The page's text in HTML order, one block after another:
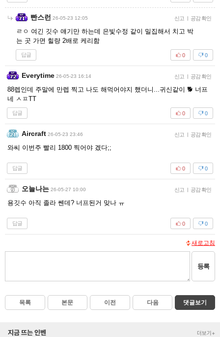
빤스런 26-05-23 12:05 신고 | 공감 확인
ㄹㅇ 여긴 깃수 얘기만 하는데 은빛수정 같이 밀집해서 치고 박
는 곳 가면 힐량 2배로 케리함
답글 0
0
Everytime 26-05-23 16:14 신고 | 공감 확인
88렙인데 주말에 만렙 찍고 나도 해먹어야지 했더니...귀신같이 🐕 너프
네 ㅅㅍTT
답글 0
0
Aircraft 26-05-23 23:46 신고 | 공감 확인
와씨 이번주 빨리 1800 찍어야 겠다;;
답글 0
0
오늘나는 26-05-27 10:00 신고 | 공감 확인
용깃수 아직 졸라 쎈데? 너프된거 맞나 ㅠ
답글 0
0
새로고침
등록
목록 본문 이전 다음 댓글보기
지금 뜨는 인벤 더보기+